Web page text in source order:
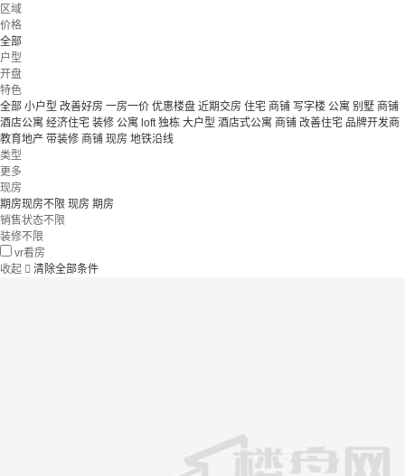
区域
价格
全部
户型
开盘
特色
全部 小户型 改善好房 一房一价 优惠楼盘 近期交房 住宅 商铺 写字楼 公寓 别墅 商铺
酒店公寓 经济住宅 装修 公寓 loft独栋 大户型 酒店式公寓 商铺 改善住宅 品牌开发商
教育地产 带装修 商铺 现房 地铁沿线
类型
更多
现房
期房现房不限 现房 期房
销售状态不限
装修不限
vr看房
收起  清除全部条件